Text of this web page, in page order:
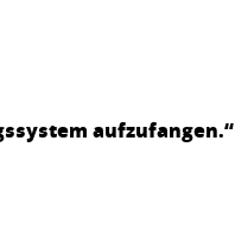
aufzufangen.“